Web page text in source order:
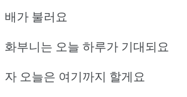
배가 불러요
화부니는 오늘 하루가 기대되요
자 오늘은 여기까지 할게요